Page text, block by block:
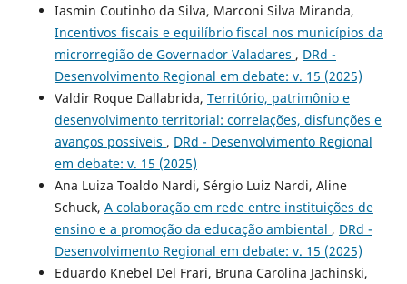
Iasmin Coutinho da Silva, Marconi Silva Miranda,
Incentivos fiscais e equilíbrio fiscal nos municípios da
microrregião de Governador Valadares , DRd -
Desenvolvimento Regional em debate: v. 15 (2025)
Valdir Roque Dallabrida, Território, patrimônio e
desenvolvimento territorial: correlações, disfunções e
avanços possíveis , DRd - Desenvolvimento Regional
em debate: v. 15 (2025)
Ana Luiza Toaldo Nardi, Sérgio Luiz Nardi, Aline
Schuck, A colaboração em rede entre instituições de
ensino e a promoção da educação ambiental , DRd -
Desenvolvimento Regional em debate: v. 15 (2025)
Eduardo Knebel Del Frari, Bruna Carolina Jachinski,